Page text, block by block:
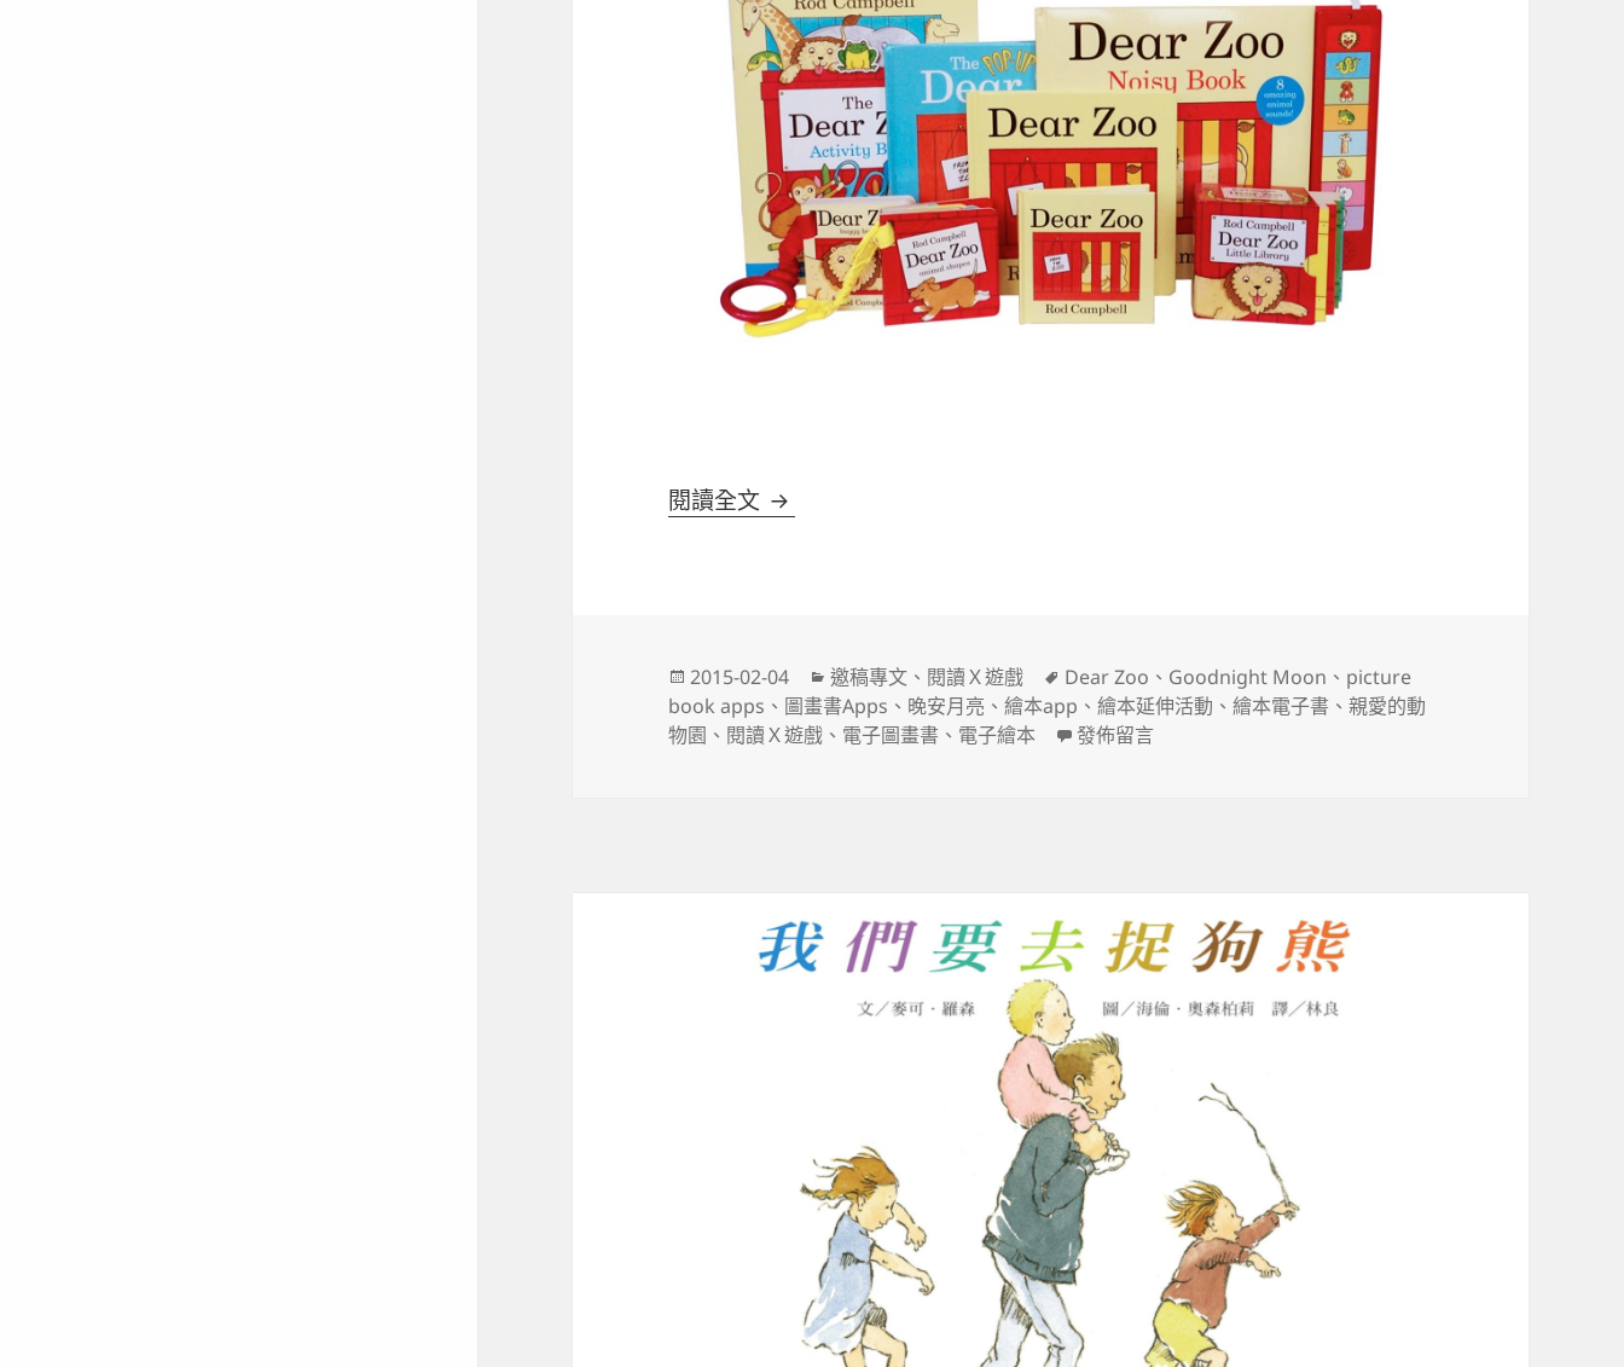
閱讀全文 紙本圖畫書還是電子圖畫書好？——運用圖畫書Apps延伸紙本閱讀的方式
發
佈
日
2015-02-04
分
類
邀稿專文 、 閱讀Ｘ遊戲
標
籤
Dear Zoo 、 Goodnight Moon 、 picture
book apps 、 圖畫書Apps 、 晚安月亮 、繪本app 、繪本延伸活動 、繪本電子書 、親愛的動
物園 、 閱讀Ｘ遊戲 、 電子圖畫書 、 電子繪本 在〈紙本圖畫書還是電子圖畫書好？——運用圖畫書Apps延伸
發佈留言